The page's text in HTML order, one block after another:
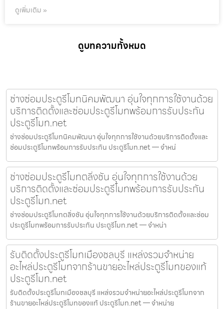
ดูเพิ่มเติม »
ดูบทความทั้งหมด
ช่างซ่อมประตูรีโมทนิคมพัฒนา อุ่นใจทุกการใช้งานด้วย
บริการติดตั้งและซ่อมประตูรีโมทพร้อมการรับประกัน
ประตูรีโมท.net
ช่างซ่อมประตูรีโมทนิคมพัฒนา อุ่นใจทุกการใช้งานด้วยบริการติดตั้งและ
ซ่อมประตูรีโมทพร้อมการรับประกัน ประตูรีโมท.net — จำหน่
ช่างซ่อมประตูรีโมทตลิ่งชัน อุ่นใจทุกการใช้งานด้วย
บริการติดตั้งและซ่อมประตูรีโมทพร้อมการรับประกัน
ประตูรีโมท.net
ช่างซ่อมประตูรีโมทตลิ่งชัน อุ่นใจทุกการใช้งานด้วยบริการติดตั้งและซ่อม
ประตูรีโมทพร้อมการรับประกัน ประตูรีโมท.net — จำหน่า
รับติดตั้งประตูรีโมทเมืองชลบุรี แหล่งรวมจำหน่าย
อะไหล่ประตูรีโมทจากร้านขายอะไหล่ประตูรีโมทของแท้
ประตูรีโมท.net
รับติดตั้งประตูรีโมทเมืองชลบุรี แหล่งรวมจำหน่ายอะไหล่ประตูรีโมทจาก
ร้านขายอะไหล่ประตูรีโมทของแท้ ประตูรีโมท.net — จำหน่าย